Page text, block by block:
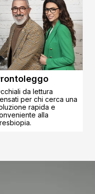
da lettura
per chi cerca una
rapida e
alla